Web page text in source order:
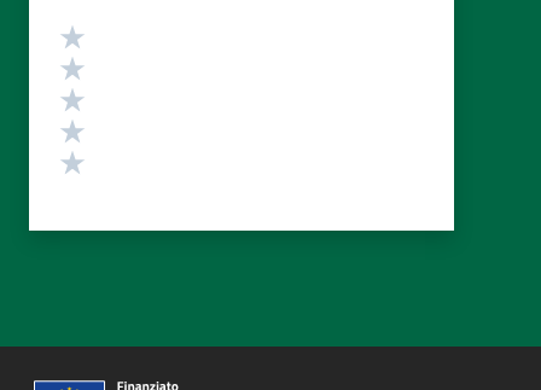
Valutazione